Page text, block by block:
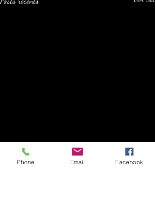
Phone Email Facebook